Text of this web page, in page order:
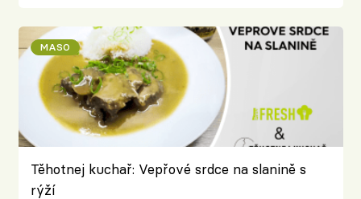
MASO
Těhotnej kuchař: Vepřové srdce na slanině s
rýží